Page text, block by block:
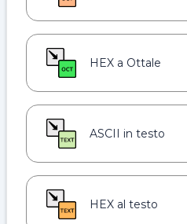
HEX a Ottale
ASCII in testo
HEX al testo